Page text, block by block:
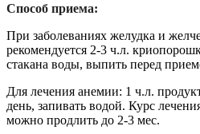
Способ приема:
При заболеваниях желудка и
рекомендуется 2-3 ч.л.
стакана воды, выпить перед
Для лечения анемии: 1 ч.л.
день, запивать водой. Курс
можно продлить до 2-3 мес.